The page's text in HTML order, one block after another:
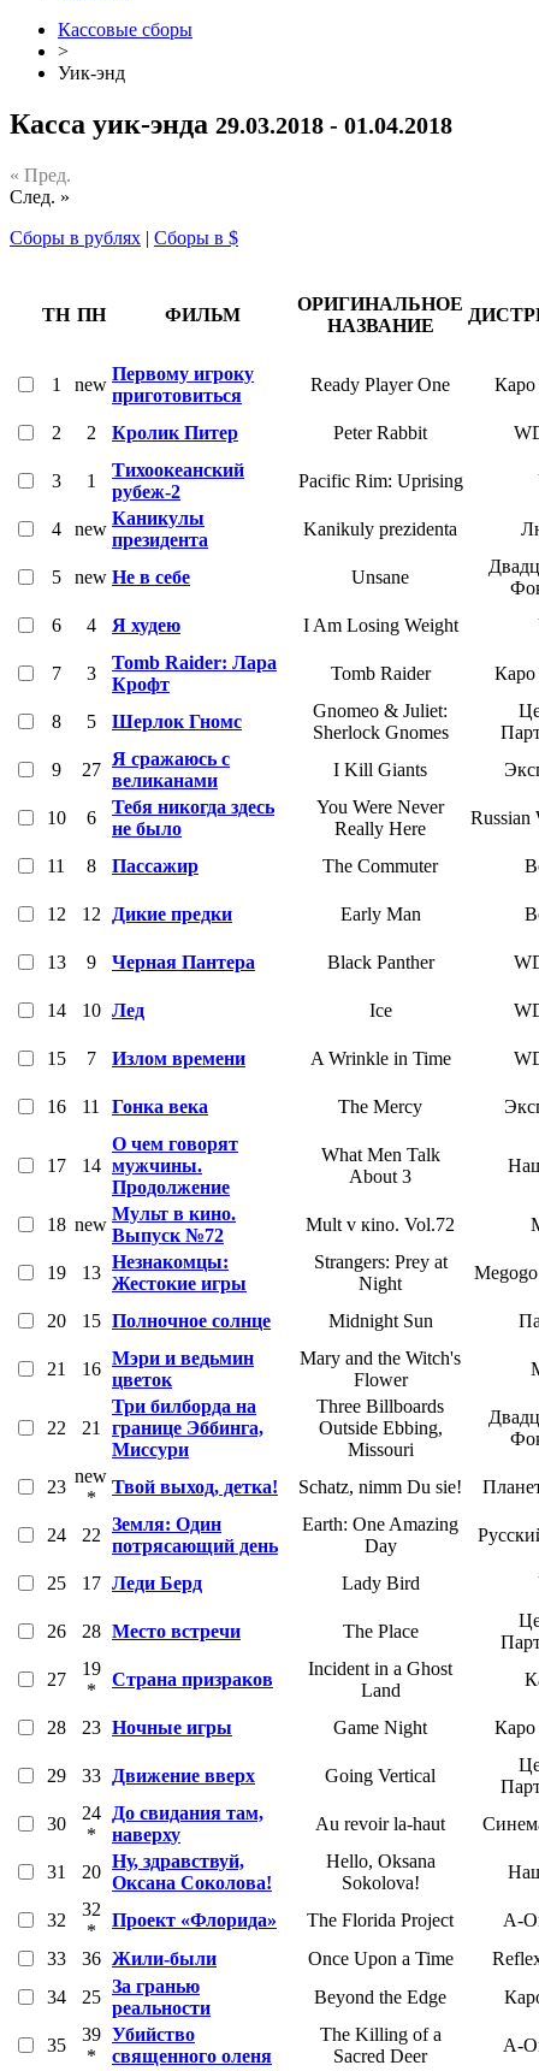
Кассовые сборы
>
Уик-энд
Касса уик-энда 29.03.2018 - 01.04.2018
« Пред.
След. »
Сборы в рублях | Сборы в $
ТН ПН ФИЛЬМ
ОРИГИНАЛЬНОЕ
НАЗВАНИЕ
1 new
Первому игроку
приготовиться
Ready Player One Каро
2 2 Кролик Питер Peter Rabbit
3 1
Тихоокеанский
рубеж-2
Pacific Rim: Uprising
4 new
Каникулы
президента
Kanikuly prezidenta
5 new Не в себе Unsane
6
4 Я худею I Am Losing Weight
7 3
Tomb Raider: Лара
Крофт
Tomb Raider Каро
8 5 Шерлок Гномс
Gnomeo & Juliet:
Sherlock Gnomes
9
27
Я сражаюсь с
великанами
I Kill Giants
10 6
Тебя никогда здесь
не было
You Were Never
Really Here
Russian
11 8 Пассажир The Commuter
12 12 Дикие предки Early Man
13 9 Черная Пантера Black Panther
14 10 Лед Ice
15 7 Излом времени A Wrinkle in Time
16 11 Гонка века The Mercy
17 14
О чем говорят
мужчины.
Продолжение
What Men Talk
About 3
18 new
Мульт в кино.
Выпуск №72
Mult v кino. Vol.72
19 13
Незнакомцы:
Жестокие игры
Strangers: Prey at
Night
20 15 Полночное солнце Midnight Sun
21 16
Мэри и ведьмин
цветок
Mary and the Witch's
Flower
22 21
Три билборда на
границе Эббинга,
Миссури
Three Billboards
Outside Ebbing,
Missouri
23
new
*
Твой выход, детка! Schatz, nimm Du sie!
24 22
Земля: Один
потрясающий день
Earth: One Amazing
Day
25 17 Леди Берд Lady Bird
26 28 Место встречи The Place
27
19
*
Страна призраков
Incident in a Ghost
Land
28 23 Ночные игры Game Night Каро
29 33 Движение вверх Going Vertical
30
24
*
До свидания там,
наверху
Au revoir la-haut
31 20
Ну, здравствуй,
Оксана Соколова!
Hello, Oksana
Sokolova!
32
32
*
Проект «Флорида» The Florida Project
A-
33
36 Жили-были Once Upon a Time
34
25
За гранью
реальности
Beyond the Edge
35
39
*
Убийство
священного оленя
The Killing of a
Sacred Deer
A-